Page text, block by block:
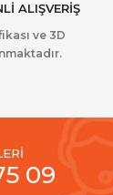
ALIŞVERİŞ
ve 3D
09